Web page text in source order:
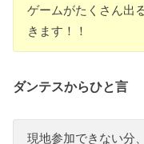
ゲームがたくさん出
きます！！
ダンテスからひと言
現地参加できない分